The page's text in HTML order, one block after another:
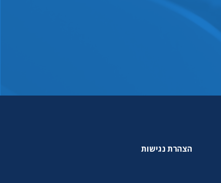
הצהרת נגישות